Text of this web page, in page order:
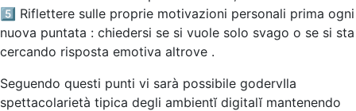
5️⃣ Riflettere sulle proprie motivazioni personali prima ogni
nuova puntata : chiedersi se si vuole solo svago o se si sta
cercando risposta emotiva altrove .
Seguendo questi punti vi sarà possibile godervIla
spettacolarietà tipica degli ambientĭ digitalĭ mantenendo